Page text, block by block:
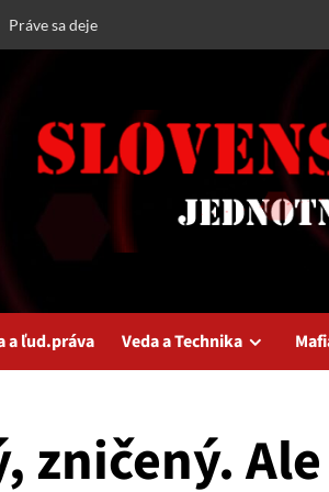
Práve sa deje
a ľud.práva Veda a Technika
zničený. Ale